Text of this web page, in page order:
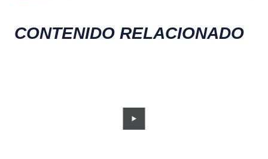
CONTENIDO RELACIONADO